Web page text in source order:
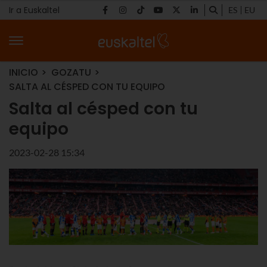
Ir a Euskaltel ES EU
INICIO
GOZATU
SALTA AL CÉSPED CON TU EQUIPO
Salta al césped con tu
equipo
2023-02-28 15:34